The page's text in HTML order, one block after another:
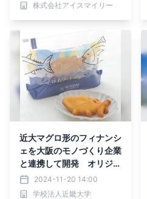
説
株式会社アイスマイリー
近大マグロ形のフィナンシ
ェを大阪のモノづくり企業
と連携して開発 オリジナ
ルの金型で「近大みかん」
未利用資源を有効活用
2024-11-20 14:00
学校法人近畿大学